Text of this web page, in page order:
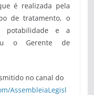
é realizada pela
de tratamento, o
potabilidade e a
o Gerente de
no canal do
AssembleiaLegisl